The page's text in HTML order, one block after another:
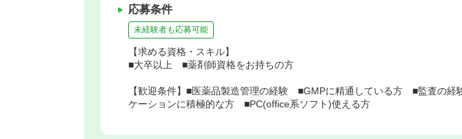
応募条件
未経験者も応募可能
【求める資格・スキル】
■大卒以上 ■薬剤師資格をお持ちの方
【歓迎条件】■医薬品製造管理の経験 ■GMPに精通している方 ■監査の
ケーションに積極的な方 ■PC(office系ソフト)使える方